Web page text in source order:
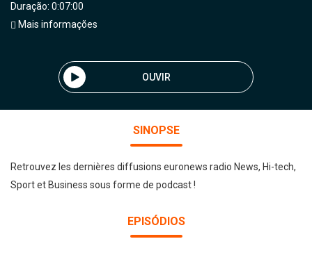
Duração: 0:07:00
Mais informações
OUVIR
SINOPSE
Retrouvez les dernières diffusions euronews radio News, Hi-tech,
Sport et Business sous forme de podcast !
EPISÓDIOS